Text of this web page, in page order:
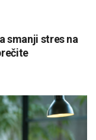
smanji stres na